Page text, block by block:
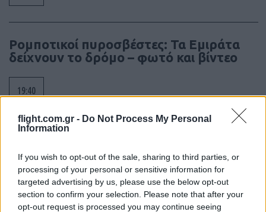
flight.com.gr - Do Not Process My Personal
Information
If you wish to opt-out of the sale, sharing to third parties, or
processing of your personal or sensitive information for
targeted advertising by us, please use the below opt-out
section to confirm your selection. Please note that after your
opt-out request is processed you may continue seeing
Ρομποτικοί πυροσβέστες: Τα Εμιράτα
δείχνουν το δρόμο – φωτό και βίντεο
19:40
«κυνηγού υποβρυχίων» από το
Αμερικανικό Ναυτικό
19:20